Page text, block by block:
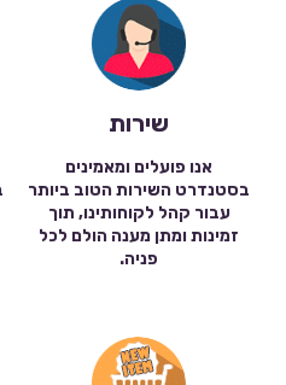
שירות
אנו פועלים ומאמינים
בסטנדרט השירות הטוב ביותר
עבור קהל לקוחותינו, תוך
זמינות ומתן מענה הולם לכל
פניה.